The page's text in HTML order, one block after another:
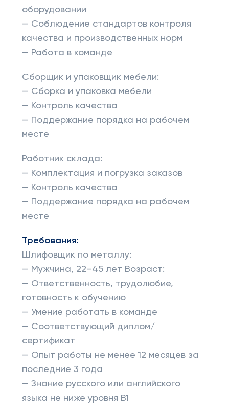
оборудовании
— Соблюдение стандартов контроля
качества и производственных норм
— Работа в команде
Сборщик и упаковщик мебели:
— Сборка и упаковка мебели
— Контроль качества
— Поддержание порядка на рабочем
месте
Работник склада:
— Комплектация и погрузка заказов
— Контроль качества
— Поддержание порядка на рабочем
месте
Требования:
Шлифовщик по металлу:
— Мужчина, 22–45 лет Возраст:
— Ответственность, трудолюбие,
готовность к обучению
— Умение работать в команде
— Соответствующий диплом/
сертификат
— Опыт работы не менее 12 месяцев за
последние 3 года
— Знание русского или английского
языка не ниже уровня B1